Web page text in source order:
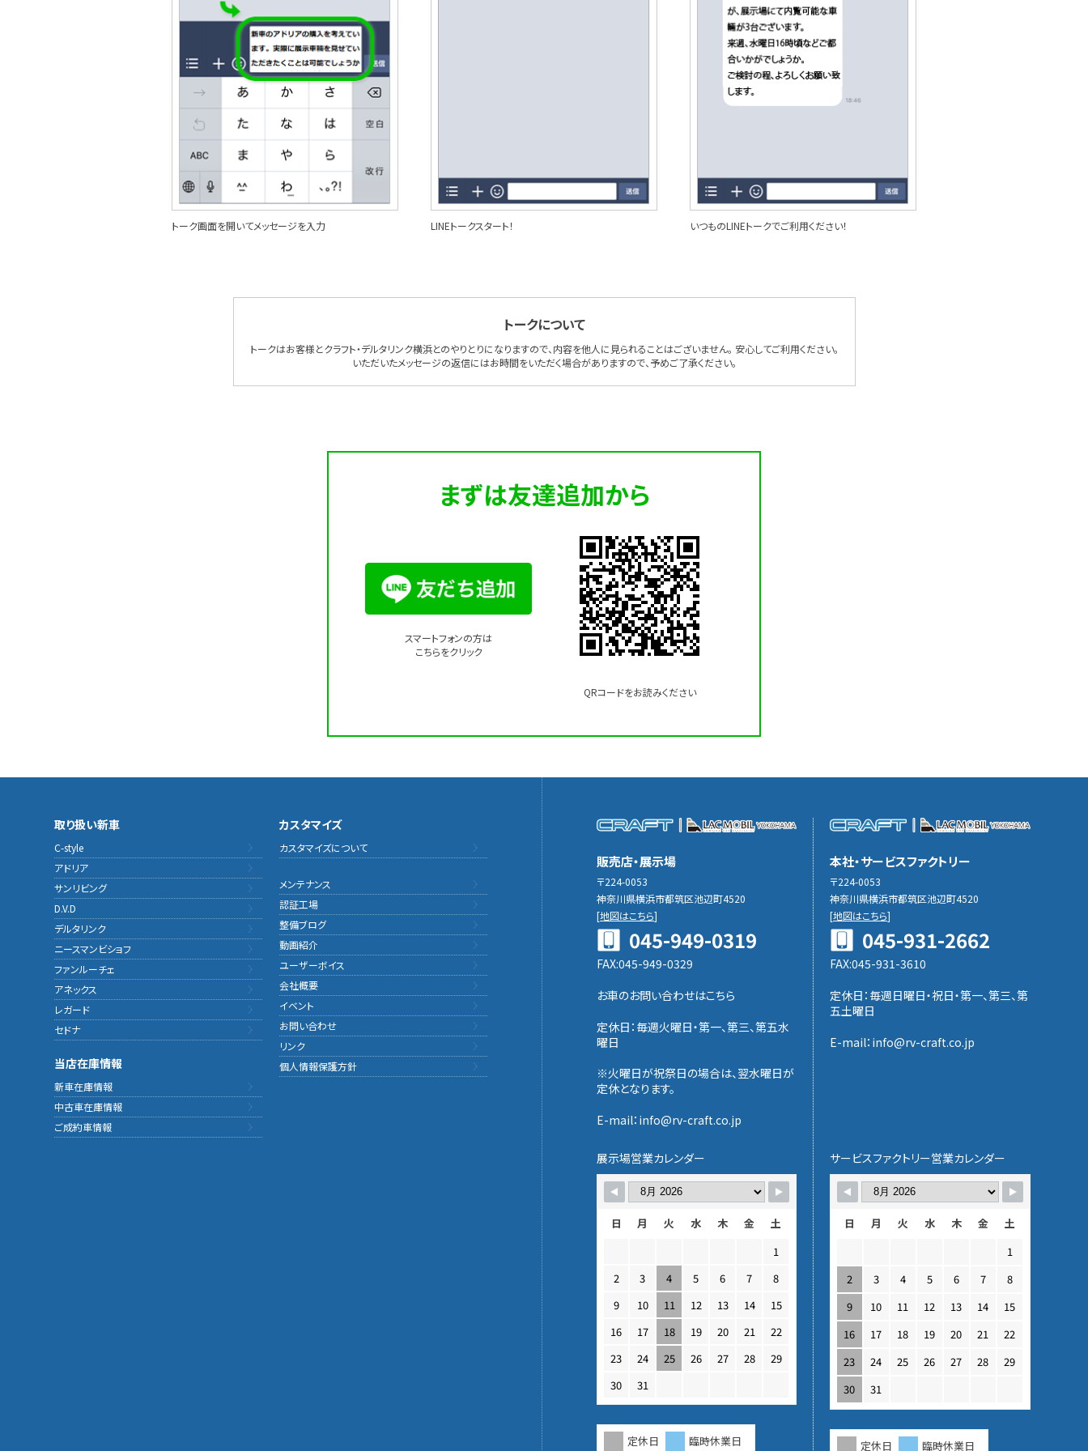
トーク画面を開いてメッセージを入力 LINEトークスタート！ いつものLINEトークでご利用ください！
トークについて
トークはお客様とクラフト・デルタリンク横浜とのやりとりになりますので、内容を他人に見られることはございません。 安心してご利用ください。
いただいたメッセージの返信にはお時間をいただく場合がありますので、予めご了承ください。
まずは友達追加から
スマートフォンの方は
こちらをクリック
QRコードをお読みください
取り扱い新車
C-style
アドリア
サンリビング
D.V.D
デルタリンク
ニースマンビショフ
ファンルーチェ
アネックス
レガード
セドナ
当店在庫情報
新車在庫情報
中古車在庫情報
ご成約車情報
カスタマイズ
カスタマイズについて
メンテナンス
認証工場
整備ブログ
動画紹介
ユーザーボイス
会社概要
イベント
お問い合わせ
リンク
個人情報保護方針
販売店・展示場
〒224-0053
神奈川県横浜市都筑区池辺町4520
[地図はこちら]
045-949-0319
FAX:045-949-0329
お車のお問い合わせはこちら
定休日：毎週火曜日・第一、第三、第五水
曜日
※火曜日が祝祭日の場合は、翌水曜日が
定休となります。
E-mail：info@rv-craft.co.jp
展示場営業カレンダー
日 月 火 水 木 金
土
1
2
3 4 5 6 7
8
9
10 11 12 13 14
15
16
17 18 19 20 21
22
23
24 25 26 27 28
29
30
31
定休日 臨時休業日
本社・サービスファクトリー
〒224-0053
神奈川県横浜市都筑区池辺町4520
[地図はこちら]
045-931-2662
FAX:045-931-3610
定休日：毎週日曜日・祝日・第一、第三、第
五土曜日
E-mail：info@rv-craft.co.jp
サービスファクトリー営業カレンダー
日 月 火 水 木 金
土
1
2
3 4 5 6 7
8
9
10 11 12 13 14
15
16
17 18 19 20 21
22
23
24 25 26 27 28
29
30
31
定休日 臨時休業日